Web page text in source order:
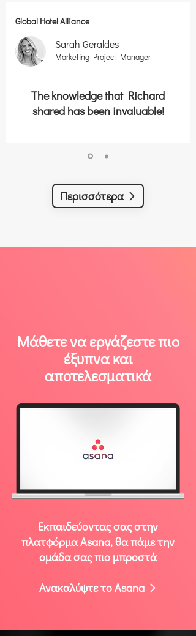
Global Hotel Alliance
Sarah Geraldes
Marketing Project Manager
The knowledge that Richard
shared has been invaluable!
Περισσότερα
Μάθετε να εργάζεστε πιο
έξυπνα και
αποτελεσματικά
Εκπαιδεύοντας σας στην
πλατφόρμα Asana, θα πάμε την
ομάδα σας πιο μπροστά
Ανακαλύψτε το Asana